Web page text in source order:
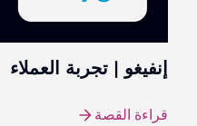
إنفيغو | تجربة العملاء
قراءة القصة